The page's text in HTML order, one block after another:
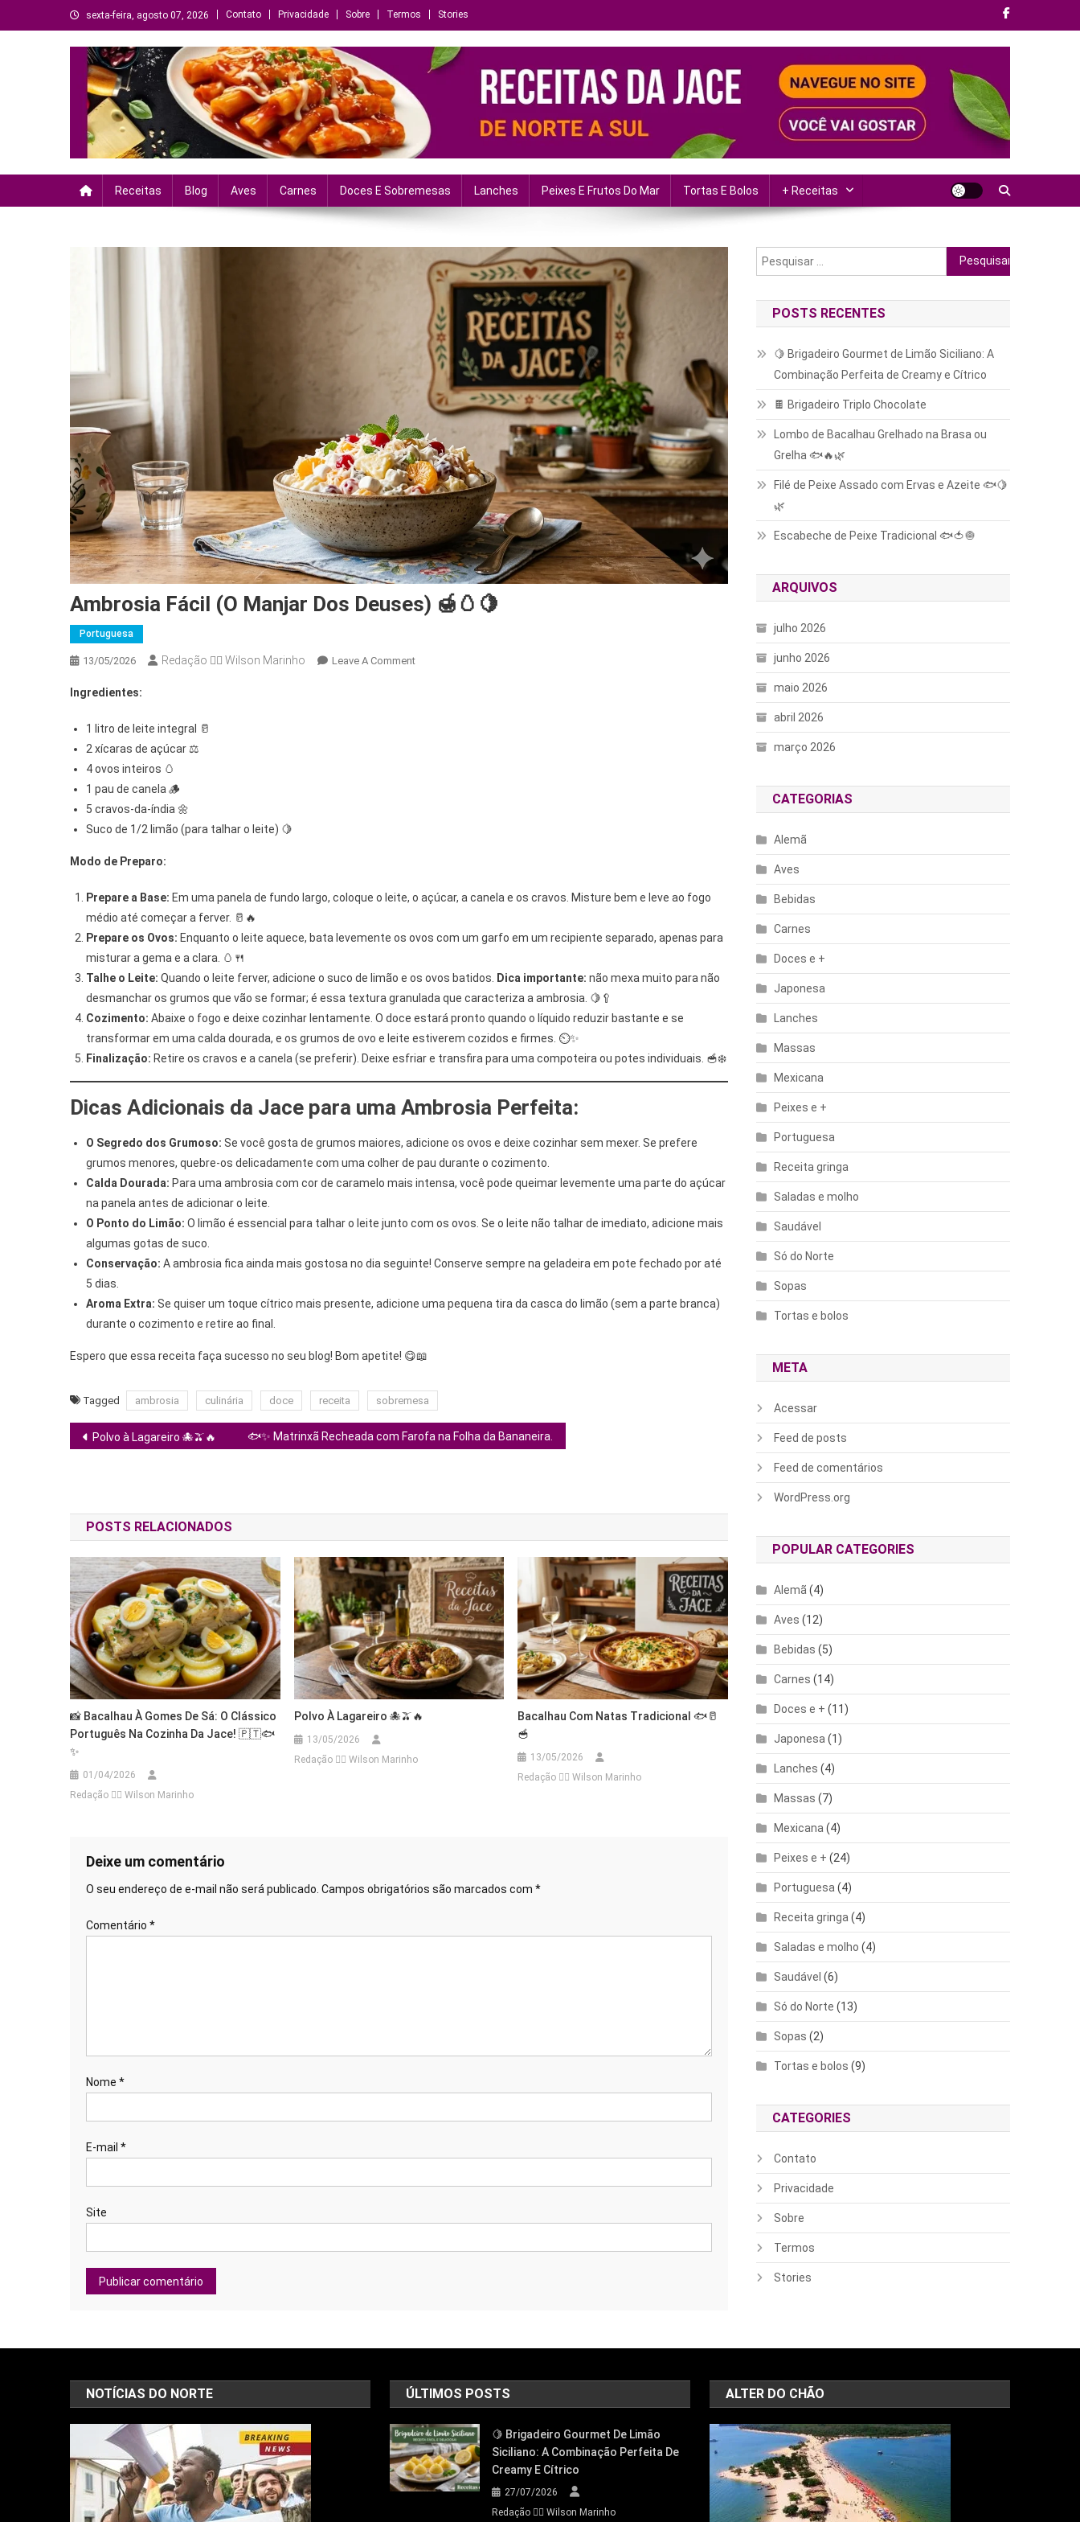
to
sexta-feira, agosto 07, 2026 Contato Privacidade Sobre Termos Stories
Criando sabores, histórias e momentos
Receitas Blog Aves Carnes Doces E Sobremesas Lanches Peixes E Frutos Do Mar Tortas E Bolos + Receitas
Ambrosia Fácil (O Manjar Dos Deuses) 🍯🥚🍋
Portuguesa
13/05/2026 Redação 👨‍⚖️​ Wilson Marinho Leave A CommentOn
Ingredientes:
1 litro de leite integral 🥛
2 xícaras de açúcar ⚖️
4 ovos inteiros 🥚
1 pau de canela 🪵
5 cravos-da-índia 🌼
Suco de 1/2 limão (para talhar o leite) 🍋
Modo de Preparo:
Prepare a Base: Em uma panela de fundo largo, coloque o leite, o açúcar, a canela e os cravos. Misture bem e leve ao fogo
médio até começar a ferver. 🥛🔥
Prepare os Ovos: Enquanto o leite aquece, bata levemente os ovos com um garfo em um recipiente separado, apenas para
misturar a gema e a clara. 🥚🍴
Talhe o Leite: Quando o leite ferver, adicione o suco de limão e os ovos batidos. Dica importante: não mexa muito para não
desmanchar os grumos que vão se formar; é essa textura granulada que caracteriza a ambrosia. 🍋🥄
Cozimento: Abaixe o fogo e deixe cozinhar lentamente. O doce estará pronto quando o líquido reduzir bastante e se
transformar em uma calda dourada, e os grumos de ovo e leite estiverem cozidos e firmes. ⏲️✨
Finalização: Retire os cravos e a canela (se preferir). Deixe esfriar e transfira para uma compoteira ou potes individuais. 🥣❄️
Dicas Adicionais da Jace para uma Ambrosia Perfeita:
O Segredo dos Grumoso: Se você gosta de grumos maiores, adicione os ovos e deixe cozinhar sem mexer. Se prefere
grumos menores, quebre-os delicadamente com uma colher de pau durante o cozimento.
Calda Dourada: Para uma ambrosia com cor de caramelo mais intensa, você pode queimar levemente uma parte do açúcar
na panela antes de adicionar o leite.
O Ponto do Limão: O limão é essencial para talhar o leite junto com os ovos. Se o leite não talhar de imediato, adicione mais
algumas gotas de suco.
Conservação: A ambrosia fica ainda mais gostosa no dia seguinte! Conserve sempre na geladeira em pote fechado por até
5 dias.
Aroma Extra: Se quiser um toque cítrico mais presente, adicione uma pequena tira da casca do limão (sem a parte branca)
durante o cozimento e retire ao final.
Espero que essa receita faça sucesso no seu blog! Bom apetite! 😋📖
Tagged ambrosia culinária doce receita sobremesa
Navegação
Polvo à Lagareiro 🐙🫒🔥 🐟✨ Matrinxã Recheada com Farofa na Folha da Bananeira.
POSTS RELACIONADOS
📸 Bacalhau À Gomes De Sá: O Clássico
Português Na Cozinha Da Jace! 🇵🇹🐟
✨
01/04/2026
Redação 👨‍⚖️​ Wilson Marinho
Polvo À Lagareiro 🐙🫒🔥
13/05/2026
Redação 👨‍⚖️​ Wilson Marinho
Bacalhau Com Natas Tradicional 🐟🥛
🥣
13/05/2026
Redação 👨‍⚖️​ Wilson Marinho
Deixe um comentário
O seu endereço de e-mail não será publicado. Campos obrigatórios são marcados com *
Comentário *
Nome *
E-mail *
Site
Pesquisar
por:
POSTS RECENTES
🍋 Brigadeiro Gourmet de Limão Siciliano: A
Combinação Perfeita de Creamy e Cítrico
🍫 Brigadeiro Triplo Chocolate
Lombo de Bacalhau Grelhado na Brasa ou
Grelha 🐟🔥🌿
Filé de Peixe Assado com Ervas e Azeite 🐟🍋
🌿
Escabeche de Peixe Tradicional 🐟🍅🧅
ARQUIVOS
julho 2026
junho 2026
maio 2026
abril 2026
março 2026
CATEGORIAS
Alemã
Aves
Bebidas
Carnes
Doces e +
Japonesa
Lanches
Massas
Mexicana
Peixes e +
Portuguesa
Receita gringa
Saladas e molho
Saudável
Só do Norte
Sopas
Tortas e bolos
META
Acessar
Feed de posts
Feed de comentários
WordPress.org
POPULAR CATEGORIES
Alemã (4)
Aves (12)
Bebidas (5)
Carnes (14)
Doces e + (11)
Japonesa (1)
Lanches (4)
Massas (7)
Mexicana (4)
Peixes e + (24)
Portuguesa (4)
Receita gringa (4)
Saladas e molho (4)
Saudável (6)
Só do Norte (13)
Sopas (2)
Tortas e bolos (9)
CATEGORIES
Contato
Privacidade
Sobre
Termos
Stories
NOTÍCIAS DO NORTE ÚLTIMOS POSTS
🍋 Brigadeiro Gourmet De Limão
Siciliano: A Combinação Perfeita De
Creamy E Cítrico
27/07/2026
Redação 👨‍⚖️​ Wilson Marinho
ALTER DO CHÃO